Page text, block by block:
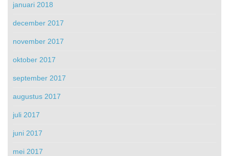
januari 2018
december 2017
november 2017
oktober 2017
september 2017
augustus 2017
juli 2017
juni 2017
mei 2017